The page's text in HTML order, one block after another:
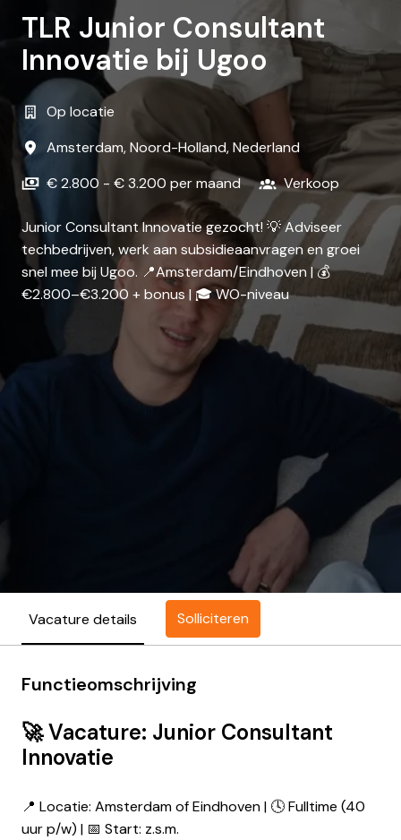
TLR Junior Consultant
Innovatie bij Ugoo
Op locatie
Amsterdam,Noord-Holland,Nederland
€ 2.800 - € 3.200 per maand
Verkoop
Junior Consultant Innovatie gezocht! 💡 Adviseer
techbedrijven, werk aan subsidieaanvragen en groei
snel mee bij Ugoo. 📍Amsterdam/Eindhoven | 💰
€2.800–€3.200 + bonus | 🎓 WO-niveau
Vacature details Solliciteren
Functieomschrijving
🚀 Vacature: Junior Consultant
Innovatie
📍 Locatie: Amsterdam of Eindhoven | 🕓 Fulltime (40
uur p/w) | 📅 Start: z.s.m.